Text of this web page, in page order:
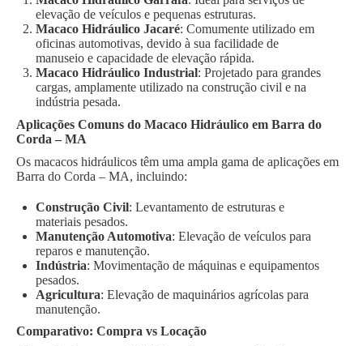
elevação de veículos e pequenas estruturas.
Macaco Hidráulico Jacaré: Comumente utilizado em
oficinas automotivas, devido à sua facilidade de
manuseio e capacidade de elevação rápida.
Macaco Hidráulico Industrial: Projetado para grandes
cargas, amplamente utilizado na construção civil e na
indústria pesada.
Aplicações Comuns do Macaco Hidráulico em Barra do
Corda – MA
Os macacos hidráulicos têm uma ampla gama de aplicações em
Barra do Corda – MA, incluindo:
Construção Civil: Levantamento de estruturas e
materiais pesados.
Manutenção Automotiva: Elevação de veículos para
reparos e manutenção.
Indústria: Movimentação de máquinas e equipamentos
pesados.
Agricultura: Elevação de maquinários agrícolas para
manutenção.
Comparativo: Compra vs Locação